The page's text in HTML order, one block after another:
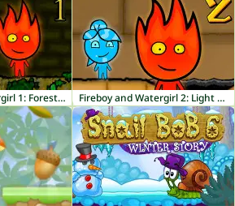
Fireboy and Watergirl 1: Forest Temple Fireboy and Watergirl 2: Light Temple